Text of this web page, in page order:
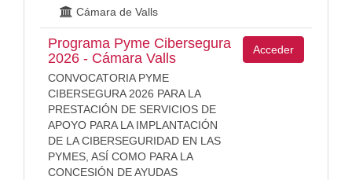
Cámara de Valls
Programa Pyme Cibersegura
2026 - Cámara Valls
CONVOCATORIA PYME
CIBERSEGURA 2026 PARA LA
PRESTACIÓN DE SERVICIOS DE
APOYO PARA LA IMPLANTACIÓN
DE LA CIBERSEGURIDAD EN LAS
PYMES, ASÍ COMO PARA LA
CONCESIÓN DE AYUDAS
Acceder